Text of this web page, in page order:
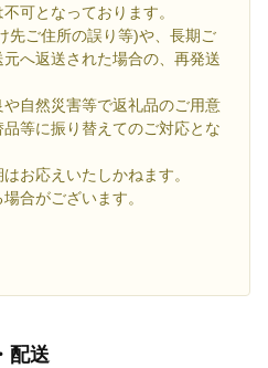
可となっております。
先ご住所の誤り等)や、長期ご
へ返送された場合の、再発送
や自然災害等で返礼品のご用意
等に振り替えてのご対応とな
お応えいたしかねます。
合がございます。
配送